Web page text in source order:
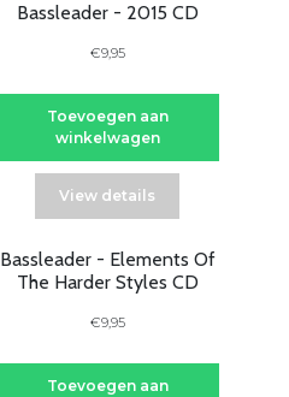
Bassleader - 2015 CD
€9,95
Toevoegen aan
winkelwagen
View details
Bassleader - Elements Of
The Harder Styles CD
€9,95
Toevoegen aan